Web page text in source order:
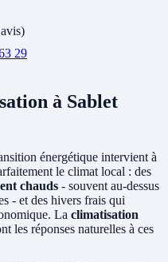
29
à Sablet
énergétique intervient à
le climat local : des
chauds - souvent au-dessus
- et des hivers frais qui
La climatisation
les réponses naturelles à ces